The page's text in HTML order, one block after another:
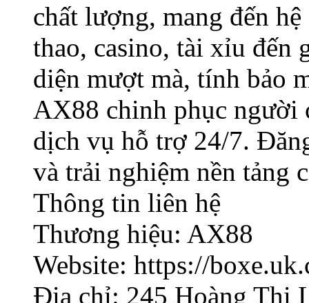
chất lượng, mang đến
thao, casino, tài xỉu đến
diện mượt mà, tính bảo
AX88 chinh phục người
dịch vụ hỗ trợ 24/7.
và trải nghiệm nền tảng
Thông tin liên hệ
Thương hiệu: AX88
Website: https://
Địa chỉ: 245 Hoàng Thị